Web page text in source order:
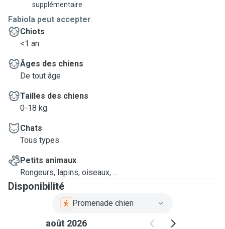
supplémentaire
Fabiola peut accepter
Chiots
<1 an
Âges des chiens
De tout âge
Tailles des chiens
0-18 kg
Chats
Tous types
Petits animaux
Rongeurs, lapins, oiseaux, ...
Disponibilité
Promenade chien
août 2026